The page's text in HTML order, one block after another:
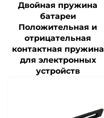
Двойная пружина
батареи
Положительная и
отрицательная
контактная пружина
для электронных
устройств